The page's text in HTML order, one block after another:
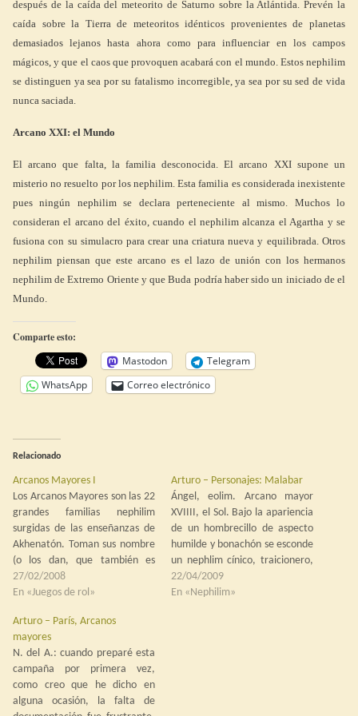
después de la caída del meteorito de Saturno sobre la Atlántida. Prevén la
caída sobre la Tierra de meteoritos idénticos provenientes de planetas
demasiados lejanos hasta ahora como para influenciar en los campos
mágicos, y que el caos que provoquen acabará con el mundo. Estos nephilim
se distinguen ya sea por su fatalismo incorregible, ya sea por su sed de vida
nunca saciada.
Arcano XXI: el Mundo
El arcano que falta, la familia desconocida. El arcano XXI supone un
misterio no resuelto por los nephilim. Esta familia es considerada inexistente
pues ningún nephilim se declara perteneciente al mismo. Muchos lo
consideran el arcano del éxito, cuando el nephilim alcanza el Agartha y se
fusiona con su simulacro para crear una criatura nueva y equilibrada. Otros
nephilim piensan que este arcano es el lazo de unión con los hermanos
nephilim de Extremo Oriente y que Buda podría haber sido un iniciado de el
Mundo.
Comparte esto:
Mastodon
Telegram
WhatsApp
Correo electrónico
Relacionado
Arcanos Mayores I
Los Arcanos Mayores son las 22
grandes familias nephilim
surgidas de las enseñanzas de
Akhenatón. Toman sus nombre
(o los dan, que también es
posible) de los 22 arcanos
mayores del tarot. En la
por no decir las únicas,
organizaciones de nephilim en
el mundo occidental.…
27/02/2008
En «Juegos de rol»
Arturo – Personajes: Malabar
Ángel, eolim. Arcano mayor
XVIIII, el Sol. Bajo la apariencia
de un hombrecillo de aspecto
humilde y bonachón se esconde
un nephlim cínico, traicionero,
manipulador y ambicioso, con
graves delirios de grandeza.
22/04/2009
En «Nephilim»
Arturo – París, Arcanos
mayores
N. del A.: cuando preparé esta
campaña por primera vez,
como creo que he dicho en
alguna ocasión, la falta de